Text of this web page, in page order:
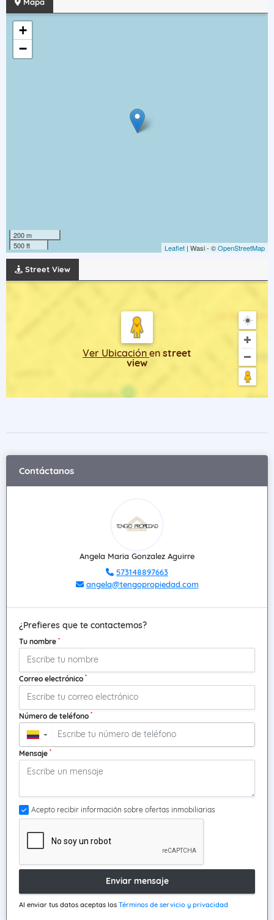
+
−
200 m
500 ft
Leaflet | Wasi - ©OpenStreetMap
Street View
Ver Ubicación en street
view
Contáctanos
Angela Maria Gonzalez Aguirre
573148897663
angela@tengopropiedad.com
¿Prefieres que te contactemos?
Tu nombre *
Correo electrónico *
Número de teléfono *
▼
Mensaje *
Acepto recibir información sobre ofertas inmobiliarias
Enviar mensaje
Al enviar tus datos aceptas los Términos de servicio y privacidad